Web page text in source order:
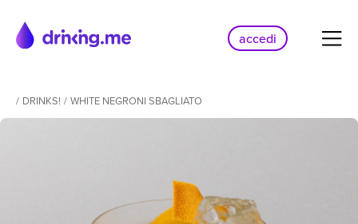
accedi
/ DRINKS! / WHITE NEGRONI SBAGLIATO